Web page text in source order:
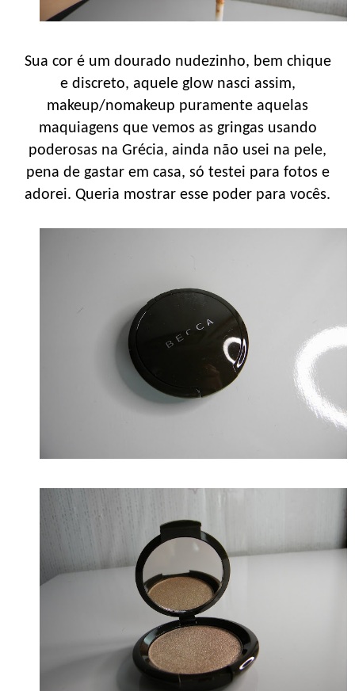
Sua cor é um dourado nudezinho, bem chique
e discreto, aquele glow nasci assim,
makeup/nomakeup puramente aquelas
maquiagens que vemos as gringas usando
poderosas na Grécia, ainda não usei na pele,
pena de gastar em casa, só testei para fotos e
adorei. Queria mostrar esse poder para vocês.